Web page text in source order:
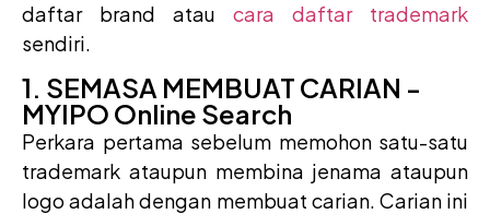
daftar brand atau cara daftar trademark
sendiri.
1. SEMASA MEMBUAT CARIAN -
MYIPO Online Search
Perkara pertama sebelum memohon satu-satu
trademark ataupun membina jenama ataupun
logo adalah dengan membuat carian. Carian ini